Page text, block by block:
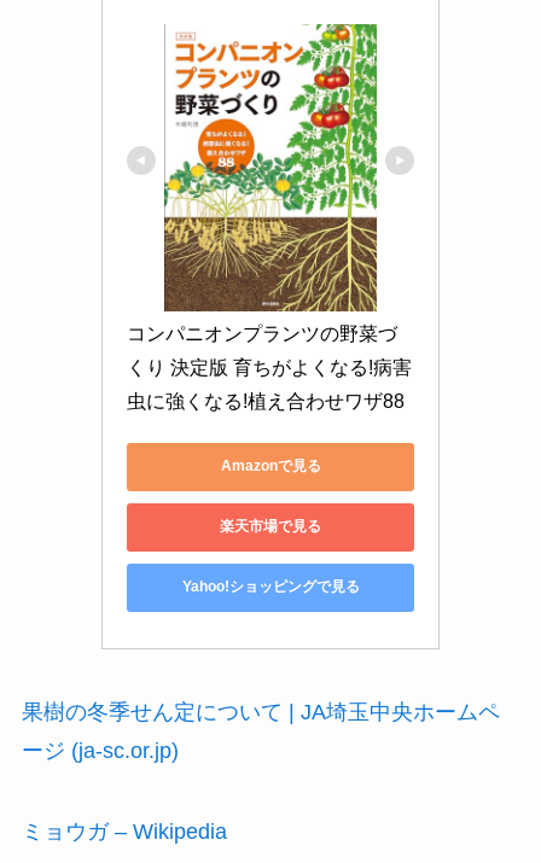
コンパニオンプランツの野菜づ
くり 決定版 育ちがよくなる!病害
虫に強くなる!植え合わせワザ88
Amazonで見る
楽天市場で見る
Yahoo!ショッピングで見る
果樹の冬季せん定について | JA埼玉中央ホームペ
ージ (ja-sc.or.jp)
ミョウガ – Wikipedia